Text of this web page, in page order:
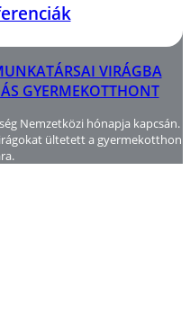
VIRÁGBA
GYERMEKOTTHONT
Nemzetközi hónapja kapcsán.
ültetett a gyermekotthon